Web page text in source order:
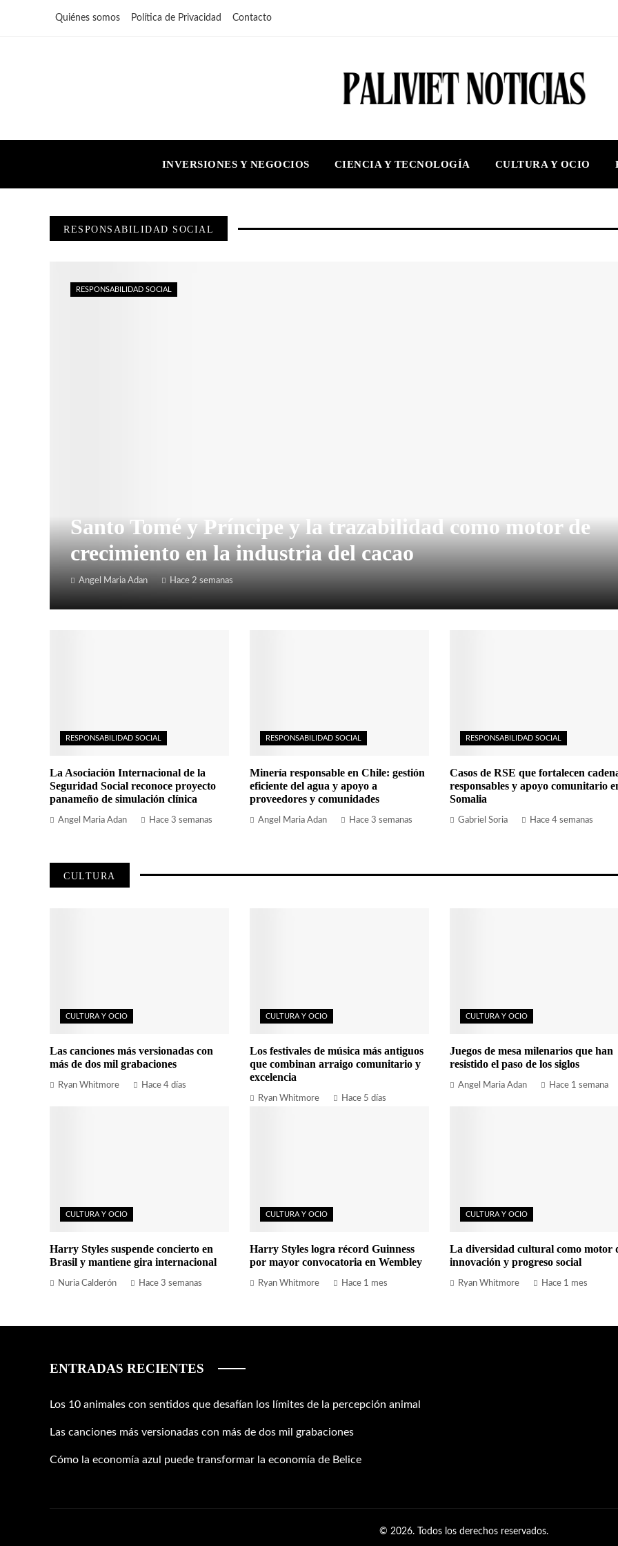
Quiénes somos Política de Privacidad Contacto
INVERSIONES Y NEGOCIOS CIENCIA Y TECNOLOGÍA CULTURA Y OCIO
RESPONSABILIDAD SOCIAL
Santo Tomé y Príncipe y la trazabilidad como motor de
crecimiento en la industria del cacao
Angel Maria Adan Hace 2 semanas
RESPONSABILIDAD SOCIAL
RESPONSABILIDAD SOCIAL
La Asociación Internacional de la
Seguridad Social reconoce proyecto
panameño de simulación clínica
Angel Maria Adan Hace 3 semanas
RESPONSABILIDAD SOCIAL
Minería responsable en Chile: gestión
eficiente del agua y apoyo a
proveedores y comunidades
Angel Maria Adan Hace 3 semanas
RESPONSABILIDAD SOCIAL
Casos de RSE que fortalecen
responsables y apoyo comunitario
Somalia
Gabriel Soria Hace 4 semanas
CULTURA
CULTURA Y OCIO
Las canciones más versionadas con
más de dos mil grabaciones
Ryan Whitmore Hace 4 días
CULTURA Y OCIO
Los festivales de música más antiguos
que combinan arraigo comunitario y
excelencia
Ryan Whitmore Hace 5 días
CULTURA Y OCIO
Juegos de mesa milenarios que han
resistido el paso de los siglos
Angel Maria Adan Hace 1 semana
CULTURA Y OCIO
Harry Styles suspende concierto en
Brasil y mantiene gira internacional
Nuria Calderón Hace 3 semanas
CULTURA Y OCIO
Harry Styles logra récord Guinness
por mayor convocatoria en Wembley
Ryan Whitmore Hace 1 mes
CULTURA Y OCIO
La diversidad cultural como motor
innovación y progreso social
Ryan Whitmore Hace 1 mes
ENTRADAS RECIENTES
Los 10 animales con sentidos que desafían los límites de la percepción animal
Las canciones más versionadas con más de dos mil grabaciones
Cómo la economía azul puede transformar la economía de Belice
© 2026. Todos los derechos reservados.